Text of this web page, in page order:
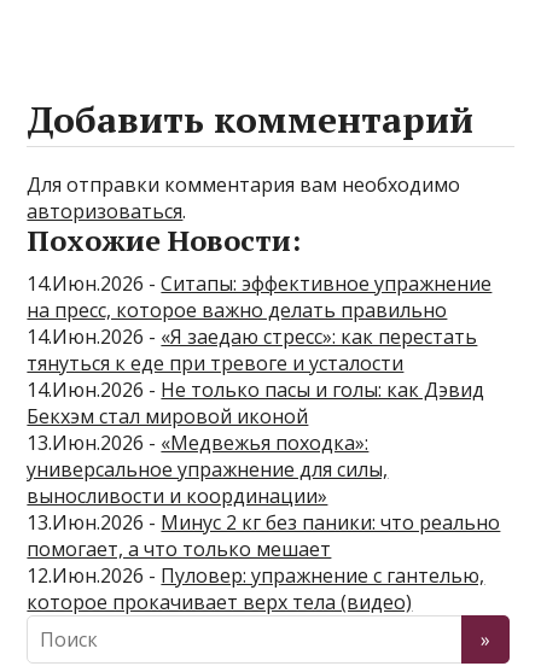
Добавить комментарий
Для отправки комментария вам необходимо
авторизоваться.
Похожие Новости:
14.Июн.2026 -Ситапы: эффективное упражнение
на пресс, которое важно делать правильно
14.Июн.2026 - «Я заедаю стресс»: как перестать
тянуться к еде при тревоге и усталости
14.Июн.2026 - Не только пасы и голы: как Дэвид
Бекхэм стал мировой иконой
13.Июн.2026 - «Медвежья походка»:
универсальное упражнение для силы,
выносливости и координации»
13.Июн.2026 - Минус 2 кг без паники: что реально
помогает, а что только мешает
12.Июн.2026 - Пуловер: упражнение с гантелью,
которое прокачивает верх тела (видео)